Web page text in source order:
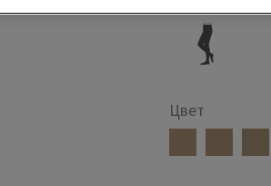
Цвет